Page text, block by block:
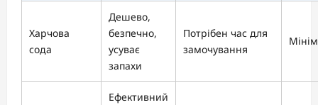
Харчова
сода
Дешево,
безпечно,
усуває
запахи
Потрібен час для
замочування
Ефективний